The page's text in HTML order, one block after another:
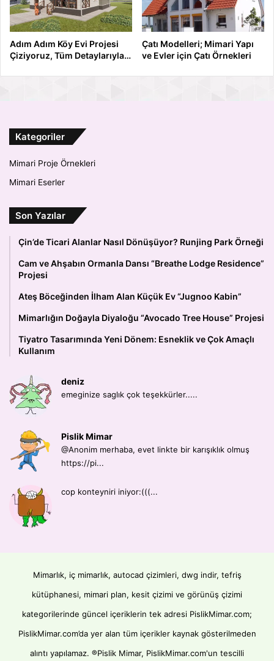
Adım Adım Köy Evi Projesi
Çiziyoruz, Tüm Detaylarıyla…
Çatı Modelleri; Mimari Yapı
ve Evler için Çatı Örnekleri
Kategoriler
Mimari Proje Örnekleri
Mimari Eserler
Son Yazılar
Çin’de Ticari Alanlar Nasıl Dönüşüyor? Runjing Park Örneği
Cam ve Ahşabın Ormanla Dansı “Breathe Lodge Residence”
Projesi
Ateş Böceğinden İlham Alan Küçük Ev “Jugnoo Kabin”
Mimarlığın Doğayla Diyaloğu “Avocado Tree House” Projesi
Tiyatro Tasarımında Yeni Dönem: Esneklik ve Çok Amaçlı
Kullanım
deniz
emeginize saglık çok teşekkürler.....
Pislik Mimar
@Anonim merhaba, evet linkte bir karışıklık olmuş
https://pi...
cop konteyniri iniyor:(((...
Mimarlık, iç mimarlık, autocad çizimleri, dwg indir, tefriş
kütüphanesi, mimari plan, kesit çizimi ve görünüş çizimi
kategorilerinde güncel içeriklerin tek adresi PislikMimar.com;
PislikMimar.com’da yer alan tüm içerikler kaynak gösterilmeden
alıntı yapılamaz. ®Pislik Mimar, PislikMimar.com'un tescilli